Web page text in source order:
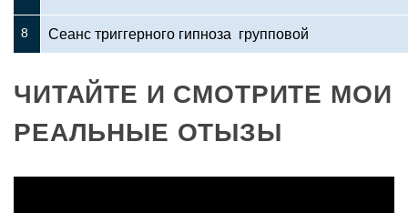
8 Сеанс триггерного гипноза групповой
ЧИТАЙТЕ И СМОТРИТЕ МОИ
РЕАЛЬНЫЕ ОТЫЗЫ